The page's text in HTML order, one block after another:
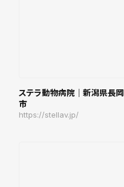
ステラ動物病院｜新潟県長岡
市
https://stellav.jp/